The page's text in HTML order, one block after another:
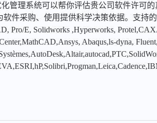
管理系统可以帮你评估贵公司软件许可
件采购、使用提供科学决策依据。支持
Pro/E, Solidworks ,Hyperworks,
Abaqus,ls-dyna, Fluent,